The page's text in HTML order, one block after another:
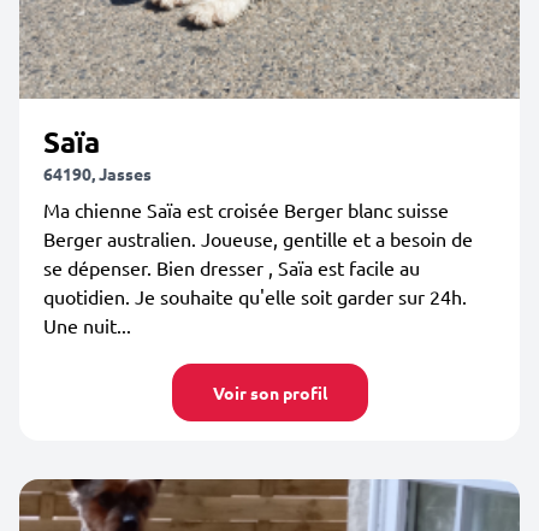
Saïa
64190, Jasses
Ma chienne Saïa est croisée Berger blanc suisse
Berger australien. Joueuse, gentille et a besoin de
se dépenser. Bien dresser , Saïa est facile au
quotidien. Je souhaite qu'elle soit garder sur 24h.
Une nuit...
Voir son profil